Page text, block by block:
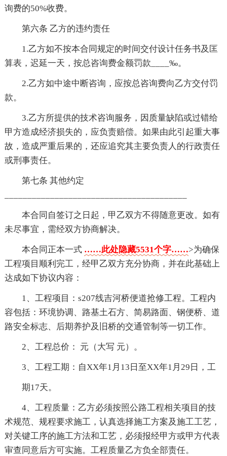
询费的50%收费。
第六条 乙方的违约责任
1.乙方如不按本合同规定的时间交付设计任务书及匡
算表，迟延一天，按总咨询费金额罚款____‰。
2.乙方如中途中断咨询，应按总咨询费向乙方交付罚
款。
3.乙方所提供的技术咨询服务，因质量缺陷或过错给
甲方造成经济损失的，应负责赔偿。如果由此引起重大事
故，造成严重后果的，还应追究其主要负责人的行政责任
或刑事责任。
第七条 其他约定
本合同自签订之日起，甲乙双方不得随意更改。如有
未尽事宜，需经双方协商解决。
本合同正本一式 ……此处隐藏5531个字……>为确保
工程项目顺利完工，经甲乙双方充分协商，并在此基础上
达成如下协议内容：
1、工程项目：s207线吉河桥便道抢修工程。工程内
容包括：环境协调、路基土石方、简易路面、钢便桥、道
路安全标志、后期养护及旧桥的交通管制等一切工作。
2、工程总价： 元（大写 元）。
3、工程工期：自XX年1月13日至XX年1月29日，工
期17天。
4、工程质量：乙方必须按照公路工程相关项目的技
术规范、规程要求施工，认真选择施工方案及施工工艺，
对关键工序的施工方法和工艺，必须报经甲方或甲方代表
审查同意后方可实施。工程质量乙方负全部责任。